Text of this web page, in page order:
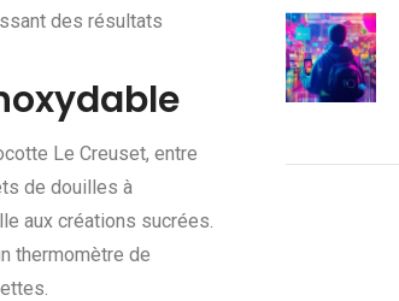
des résultats
Le Creuset, entre
de douilles à
aux créations sucrées.
thermomètre de